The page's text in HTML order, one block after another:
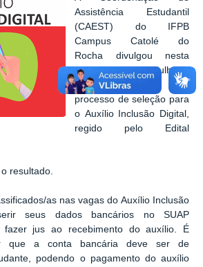
Assistência Estudantil
(CAEST) do IFPB
Campus Catolé do
Rocha divulgou nesta
sexta-feira, 31 de julho, o
resultado final do
processo de seleção para
o Auxílio Inclusão Digital,
regido pelo Edital
resultado.
as nas vagas do Auxílio Inclusão
seus dados bancários no SUAP
fazer jus ao recebimento do auxílio. É
que a conta bancária deve ser de
podendo o pagamento do auxílio